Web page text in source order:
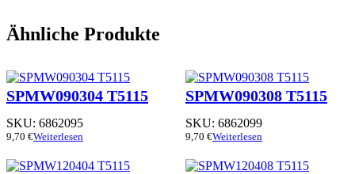
Ähnliche Produkte
SPMW090304 T5115
SKU: 6862095
9,70 €Weiterlesen
SPMW090308 T5115
SKU: 6862099
9,70 €Weiterlesen